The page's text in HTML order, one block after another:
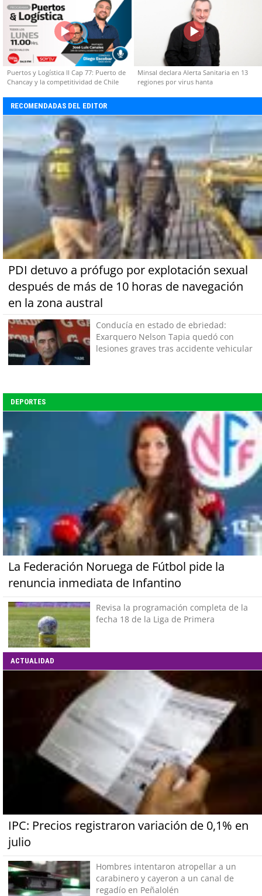
Puertos y Logística II Cap 77: Puerto de
Chancay y la competitividad de Chile
Minsal declara Alerta Sanitaria en 13
regiones por virus hanta
RECOMENDADAS DEL EDITOR
PDI detuvo a prófugo por explotación sexual
después de más de 10 horas de navegación
en la zona austral
Conducía en estado de ebriedad:
Exarquero Nelson Tapia quedó con
lesiones graves tras accidente vehicular
DEPORTES
La Federación Noruega de Fútbol pide la
renuncia inmediata de Infantino
Revisa la programación completa de la
fecha 18 de la Liga de Primera
ACTUALIDAD
IPC: Precios registraron variación de 0,1% en
julio
Hombres intentaron atropellar a un
carabinero y cayeron a un canal de
regadío en Peñalolén